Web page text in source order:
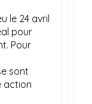
le 24 avril
pour
Pour
sont
action